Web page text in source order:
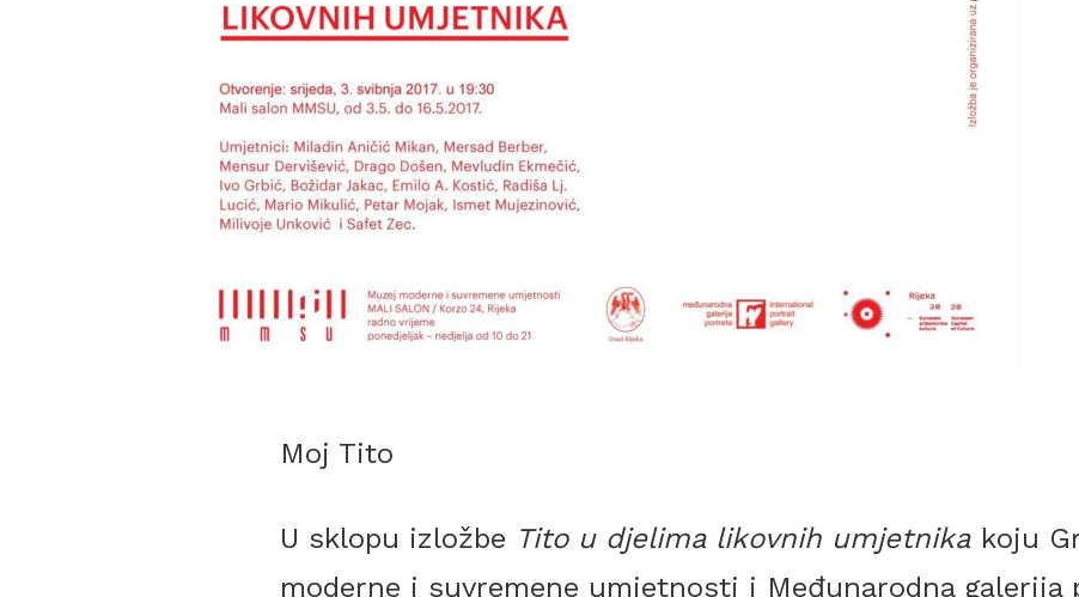
Moj Tito
U sklopu izložbe Tito u djelima likovnih umjetnika koju
moderne i suvremene umjetnosti i Međunarodna galerija